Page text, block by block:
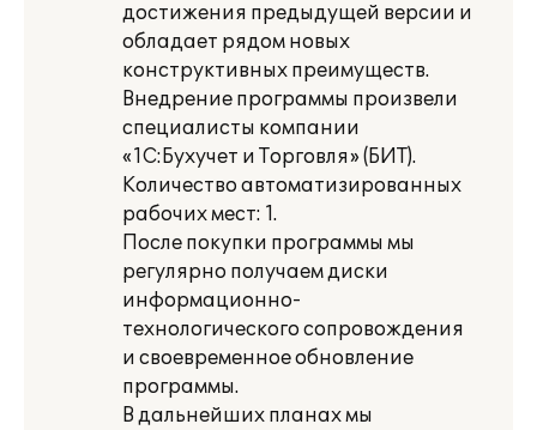
достижения предыдущей версии и
обладает рядом новых
конструктивных преимуществ.
Внедрение программы произвели
специалисты компании
«1С:Бухучет и Торговля» (БИТ).
Количество автоматизированных
рабочих мест: 1.
После покупки программы мы
регулярно получаем диски
информационно-
технологического сопровождения
и своевременное обновление
программы.
В дальнейших планах мы